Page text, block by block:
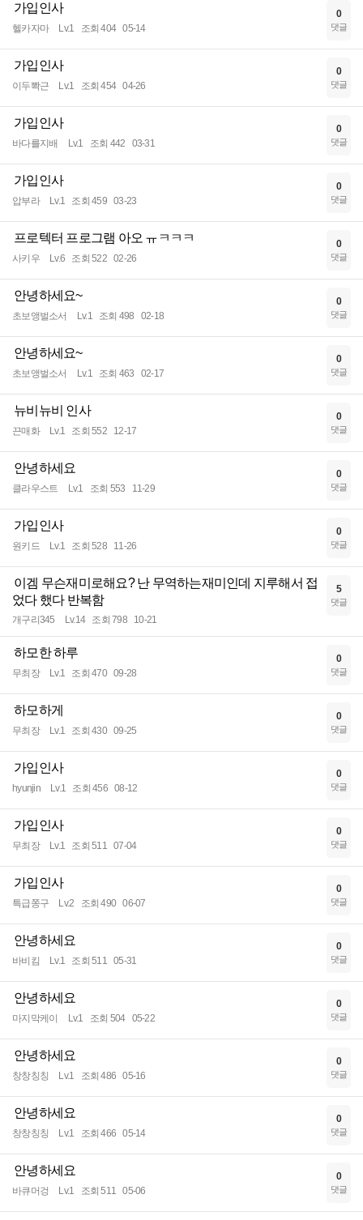
가입인사
헬카자마 Lv.1 조회 404 05-14
0
댓글
가입인사
이두뽝근 Lv.1 조회 454 04-26
0
댓글
가입인사
바다를지배 Lv.1 조회 442 03-31
0
댓글
가입인사
압부라 Lv.1 조회 459 03-23
0
댓글
프로텍터 프로그램 아오 ㅠㅋㅋㅋ
사키우 Lv.6 조회 522 02-26
0
댓글
안녕하세요~
초보앵벌소서 Lv.1 조회 498 02-18
0
댓글
안녕하세요~
초보앵벌소서 Lv.1 조회 463 02-17
0
댓글
뉴비뉴비 인사
끈매화 Lv.1 조회 552 12-17
0
댓글
안녕하세요
클라우스트 Lv.1 조회 553 11-29
0
댓글
가입인사
원키드 Lv.1 조회 528 11-26
0
댓글
이겜 무슨재미로해요? 난 무역하는재미인데 지루해서 접
었다 했다 반복함
개구리345 Lv.14 조회 798 10-21
5
댓글
하모한 하루
무최장 Lv.1 조회 470 09-28
0
댓글
하모하게
무최장 Lv.1 조회 430 09-25
0
댓글
가입인사
hyunjin Lv.1 조회 456 08-12
0
댓글
가입인사
무최장 Lv.1 조회 511 07-04
0
댓글
가입인사
특급쫑구 Lv.2 조회 490 06-07
0
댓글
안녕하세요
바비킴 Lv.1 조회 511 05-31
0
댓글
안녕하세요
마지막케이 Lv.1 조회 504 05-22
0
댓글
안녕하세요
창창칭칭 Lv.1 조회 486 05-16
0
댓글
안녕하세요
창창칭칭 Lv.1 조회 466 05-14
0
댓글
안녕하세요
바큐머겅 Lv.1 조회 511 05-06
0
댓글